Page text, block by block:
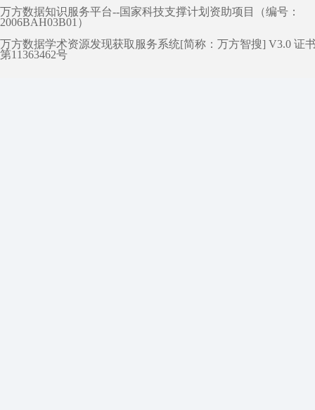
万方数据知识服务平台--国家科技支撑计划资助项目（编号：
2006BAH03B01）
万方数据学术资源发现获取服务系统[简称：万方智搜] V3.0 证
第11363462号